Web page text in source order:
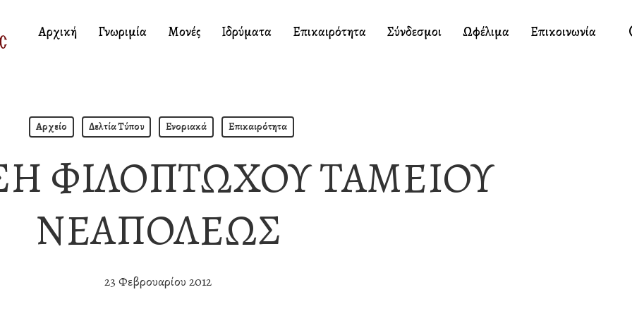
Αρχική Γνωριμία Μονές Ιδρύματα Επικαιρότητα Σύνδεσμοι Ωφέλιμα Επικοινωνία
Αρχείο Δελτία Τύπου Ενοριακά Επικαιρότητα
ΦΙΛΟΠΤΩΧΟΥ ΤΑΜΕΙΟΥ
ΝΕΑΠΟΛΕΩΣ
23 Φεβρουαρίου 2012